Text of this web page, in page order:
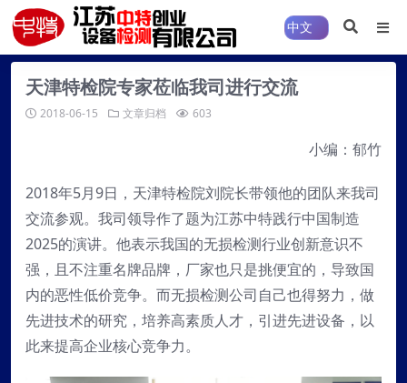
天津特检院专家莅临我司进行交流
2018-06-15 文章归档 603
小编：郁竹
2018年5月9日，天津特检院刘院长带领他的团队来我司
交流参观。我司领导作了题为江苏中特践行中国制造
2025的演讲。他表示我国的无损检测行业创新意识不
强，且不注重名牌品牌，厂家也只是挑便宜的，导致国
内的恶性低价竞争。而无损检测公司自己也得努力，做
先进技术的研究，培养高素质人才，引进先进设备，以
此来提高企业核心竞争力。